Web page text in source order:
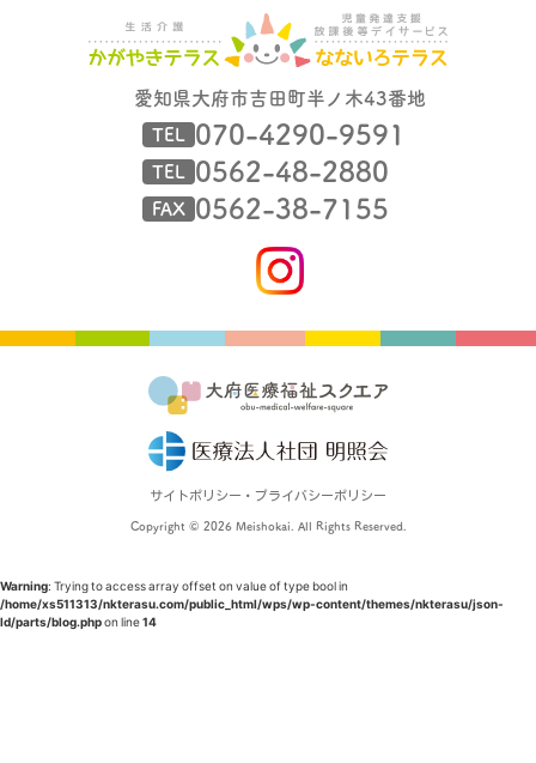
愛知県大府市吉田町半ノ木43番地
TEL 070-4290-9591
TEL 0562-48-2880
FAX 0562-38-7155
サイトポリシー・プライバシーポリシー
Copyright © 2026 Meishokai. All Rights Reserved.
Warning: Trying to access array offset on value of type bool in
/home/xs511313/nkterasu.com/public_html/wps/wp-content/themes/nkterasu/json-
ld/parts/blog.phpon line14